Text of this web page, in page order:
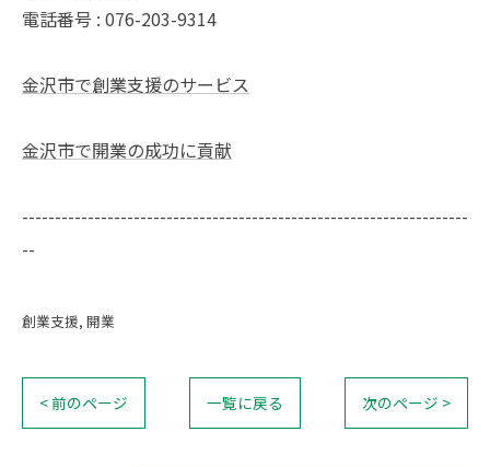
電話番号 : 076-203-9314
金沢市で創業支援のサービス
金沢市で開業の成功に貢献
--------------------------------------------------------------------
--
創業支援 開業
< 前のページ 一覧に戻る 次のページ >